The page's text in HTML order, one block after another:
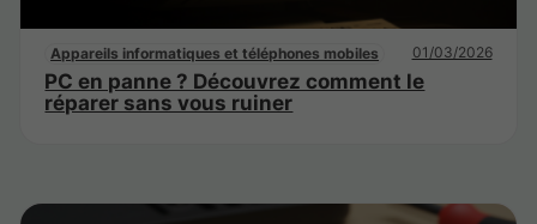
Appareils informatiques et téléphones mobiles 01/03/2026
PC en panne ? Découvrez comment le
réparer sans vous ruiner